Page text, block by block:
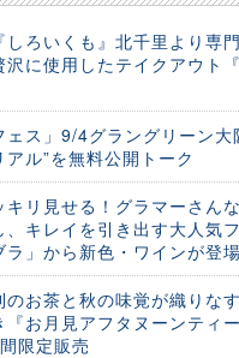
しろいくも』北千里より専
沢に使用したテイクアウト
ェス」9/4グラングリーン
ル”を無料公開トーク
キリ見せる！グラマーさん
キレイを引き出す大人気
ラ」から新色・ワインが登場
お茶と秋の味覚が織りな
お月見アフタヌーンティ
限定販売